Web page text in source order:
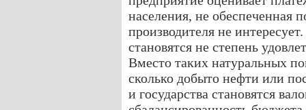
населения, не обеспеченная
производителя не
становятся не степень
Вместо таких натуральных
сколько добыто нефти или
и государства становятся